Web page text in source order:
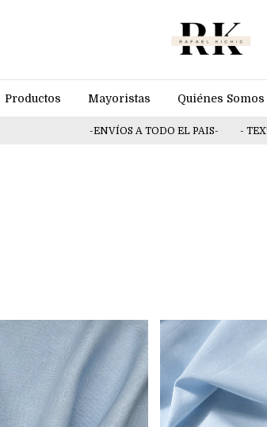
Productos Mayoristas Quiénes Somos
-ENVÍOS A TODO EL PAIS- -